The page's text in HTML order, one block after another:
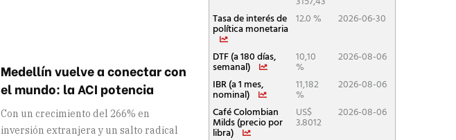
Medellín vuelve a conectar con
el mundo: la ACI potencia
Con un crecimiento del 266% en
inversión extranjera y un salto radical